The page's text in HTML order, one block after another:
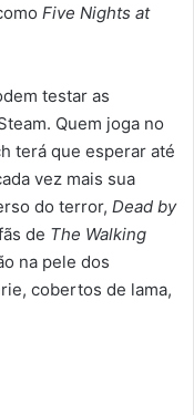
Five Nights at
testar as
Quem joga no
terá que esperar até
vez mais sua
do terror, Dead by
de The Walking
na pele dos
cobertos de lama,